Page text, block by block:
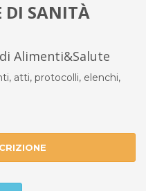
DI SANITÀ
Alimenti&Salute
atti, protocolli, elenchi,